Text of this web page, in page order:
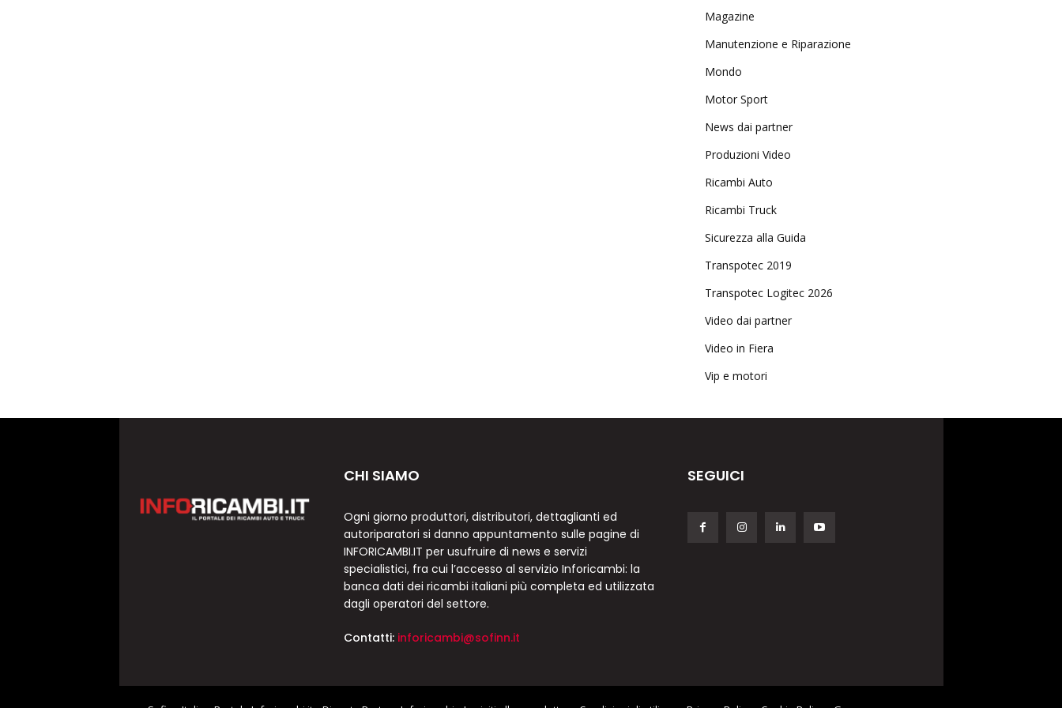
Magazine
Manutenzione e Riparazione
Mondo
Motor Sport
News dai partner
Produzioni Video
Ricambi Auto
Ricambi Truck
Sicurezza alla Guida
Transpotec 2019
Transpotec Logitec 2026
Video dai partner
Video in Fiera
Vip e motori
CHI SIAMO
Ogni giorno produttori, distributori, dettaglianti ed
autoriparatori si danno appuntamento sulle pagine di
INFORICAMBI.IT per usufruire di news e servizi
specialistici, fra cui l’accesso al servizio Inforicambi: la
banca dati dei ricambi italiani più completa ed utilizzata
dagli operatori del settore.
Contatti: inforicambi@sofinn.it
SEGUICI